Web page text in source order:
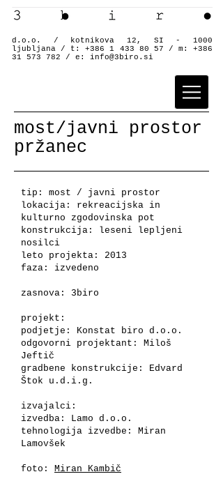
d.o.o. / kotnikova 12, SI - 1000
ljubljana / t:+386 1 433 80 57 / m:+386
31 573 782 / e: info@3biro.si
most/javni prostor
pržanec
tip: most / javni prostor
lokacija: rekreacijska in
kulturno zgodovinska pot
konstrukcija: leseni lepljeni
nosilci
leto projekta: 2013
faza: izvedeno
zasnova: 3biro
projekt:
podjetje: Konstat biro d.o.o.
odgovorni projektant: Miloš
Jeftič
gradbene konstrukcije: Edvard
Štok u.d.i.g.
izvajalci:
izvedba: Lamo d.o.o.
tehnologija izvedbe: Miran
Lamovšek
foto: Miran Kambič